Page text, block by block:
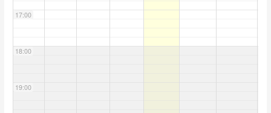
17:00
18:00
19:00